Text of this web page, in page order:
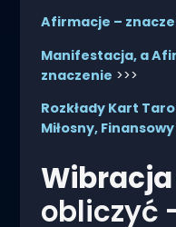
Afirmacje –
Manifestacja, a
znaczenie >>>
Rozkłady Kart
Miłosny,
obliczyć